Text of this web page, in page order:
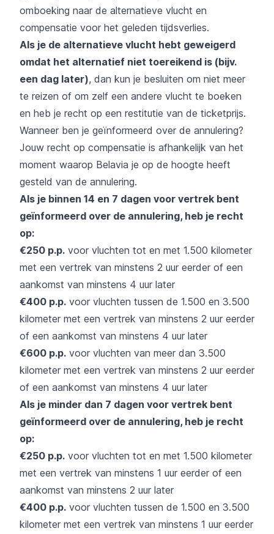
omboeking naar de alternatieve vlucht en
compensatie voor het geleden tijdsverlies.
Als je de alternatieve vlucht hebt geweigerd
omdat het alternatief niet toereikend is (bijv.
een dag later), dan kun je besluiten om niet meer
te reizen of om zelf een andere vlucht te boeken
en heb je recht op een restitutie van de ticketprijs.
Wanneer ben je geïnformeerd over de annulering?
Jouw recht op compensatie is afhankelijk van het
moment waarop Belavia je op de hoogte heeft
gesteld van de annulering.
Als je binnen 14 en 7 dagen voor vertrek bent
geïnformeerd over de annulering, heb je recht
op:
€250 p.p. voor vluchten tot en met 1.500 kilometer
met een vertrek van minstens 2 uur eerder of een
aankomst van minstens 4 uur later
€400 p.p. voor vluchten tussen de 1.500 en 3.500
kilometer met een vertrek van minstens 2 uur eerder
of een aankomst van minstens 4 uur later
€600 p.p. voor vluchten van meer dan 3.500
kilometer met een vertrek van minstens 2 uur eerder
of een aankomst van minstens 4 uur later
Als je minder dan 7 dagen voor vertrek bent
geïnformeerd over de annulering, heb je recht
op:
€250 p.p. voor vluchten tot en met 1.500 kilometer
met een vertrek van minstens 1 uur eerder of een
aankomst van minstens 2 uur later
€400 p.p. voor vluchten tussen de 1.500 en 3.500
kilometer met een vertrek van minstens 1 uur eerder